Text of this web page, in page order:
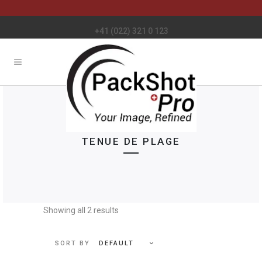
+41 (022) 321 0 123
TENUE DE PLAGE
Showing all 2 results
DEFAULT